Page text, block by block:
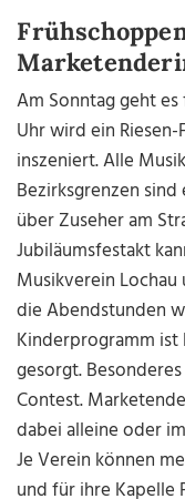
Am Sonntag geht
Uhr wird ein
inszeniert. Alle
Bezirksgrenzen
über Zuseher am
Jubiläumsfestakt
Musikverein
die Abendstunden
Kinderprogramm
gesorgt.
Contest.
dabei alleine oder
Je Verein können
und für ihre Kapelle